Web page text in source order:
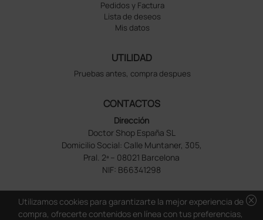
Pedidos y Factura
Lista de deseos
Mis datos
UTILIDAD
Pruebas antes, compra despues
CONTACTOS
Dirección
Doctor Shop España SL
Domicilio Social: Calle Muntaner, 305,
Pral. 2ª – 08021 Barcelona
NIF: B66341298
cancel
Utilizamos cookies para garantizarte la mejor experiencia de
compra, ofrecerte contenidos en línea con tus preferencias,